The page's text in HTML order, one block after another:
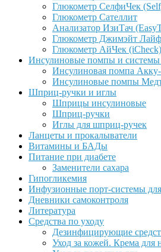
Глюкометр СелфиЧек
Глюкометр Сателлит
Анализатор ИзиТач
Глюкометр Джимэйт
Глюкометр АйЧек (iCheck)
Инсулиновые помпы и системы
Инсулиновая помпа
Инсулиновые помпы
Шприц-ручки и иглы
Шприцы инсулиновые
Шприц-ручки
Иглы для шприц-ручек
Ланцеты и прокалыватели
Витамины и БАДы
Питание при диабете
Заменители сахара
Гипогликемия
Инфузионные порт-системы
Дневники самоконтроля
Литература
Средства по уходу
Дезинфицирующие
Уход за кожей. Крема для